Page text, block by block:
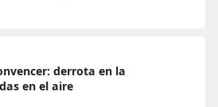
derrota en la
en el aire